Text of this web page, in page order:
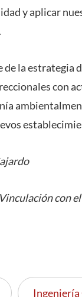
y aplicar
la estrategia
con
con